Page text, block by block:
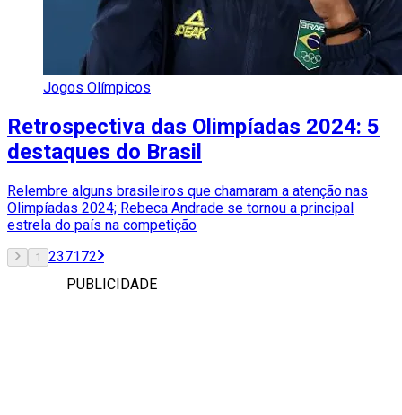
Jogos Olímpicos
Retrospectiva das Olimpíadas 2024: 5
destaques do Brasil
Relembre alguns brasileiros que chamaram a atenção nas
Olimpíadas 2024; Rebeca Andrade se tornou a principal
estrela do país na competição
1 237172
PUBLICIDADE